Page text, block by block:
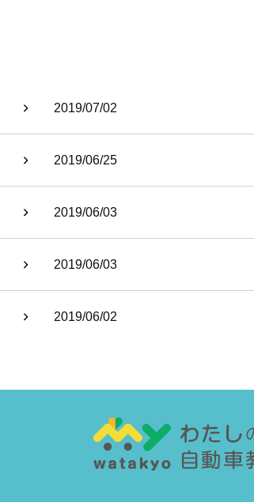
2019/07/02
2019/06/25
2019/06/03
2019/06/03
2019/06/02